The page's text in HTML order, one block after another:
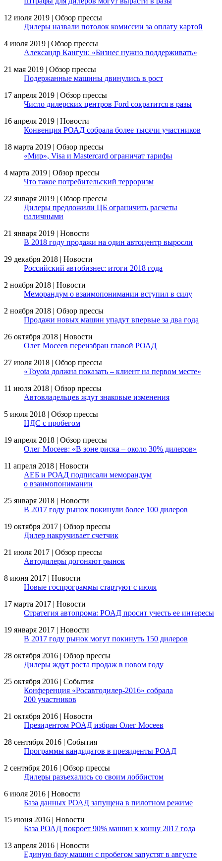
12 июля 2019 | Обзор прессы
Дилеры назвали потолок комиссии за оплату картой
4 июля 2019 | Обзор прессы
Александр Кангун: «Бизнес нужно поддерживать»
21 мая 2019 | Обзор прессы
Подержанные машины двинулись в рост
17 апреля 2019 | Обзор прессы
Число дилерских центров Ford сократится в разы
16 апреля 2019 | Новости
Конвенция РОАД собрала более тысячи участников
18 марта 2019 | Обзор прессы
«Мир», Visa и Mastercard ограничат тарифы
4 марта 2019 | Обзор прессы
Что такое потребительский терроризм
22 января 2019 | Обзор прессы
Дилеры предложили ЦБ ограничить расчеты
наличными
21 января 2019 | Новости
В 2018 году продажи на один автоцентр выросли
29 декабря 2018 | Новости
Российский автобизнес: итоги 2018 года
2 ноября 2018 | Новости
Меморандум о взаимопонимании вступил в силу
2 ноября 2018 | Обзор прессы
Продажи новых машин упадут впервые за два года
26 октября 2018 | Новости
Олег Мосеев переизбран главой РОАД
27 июля 2018 | Обзор прессы
«Toyota должна показать – клиент на первом месте»
11 июля 2018 | Обзор прессы
Автовладельцев ждут знаковые изменения
5 июля 2018 | Обзор прессы
НДС с пробегом
19 апреля 2018 | Обзор прессы
Олег Мосеев: «В зоне риска – около 30% дилеров»
11 апреля 2018 | Новости
АЕБ и РОАД подписали меморандум
о взаимопонимании
25 января 2018 | Новости
В 2017 году рынок покинули более 100 дилеров
19 октября 2017 | Обзор прессы
Дилер накручивает счетчик
21 июля 2017 | Обзор прессы
Автодилеры догоняют рынок
8 июня 2017 | Новости
Новые госпрограммы стартуют с июля
17 марта 2017 | Новости
Стратегия автопрома: РОАД просит учесть ее интересы
19 января 2017 | Новости
В 2017 году рынок могут покинуть 150 дилеров
28 октября 2016 | Обзор прессы
Дилеры ждут роста продаж в новом году
25 октября 2016 | События
Конференция «Росавтодилер-2016» собрала
200 участников
21 октября 2016 | Новости
Президентом РОАД избран Олег Мосеев
28 сентября 2016 | События
Программы кандидатов в президенты РОАД
2 сентября 2016 | Обзор прессы
Дилеры разъехались со своим лоббистом
6 июля 2016 | Новости
База данных РОАД запущена в пилотном режиме
15 июня 2016 | Новости
База РОАД покроет 90% машин к концу 2017 года
13 апреля 2016 | Новости
Единую базу машин с пробегом запустят в августе